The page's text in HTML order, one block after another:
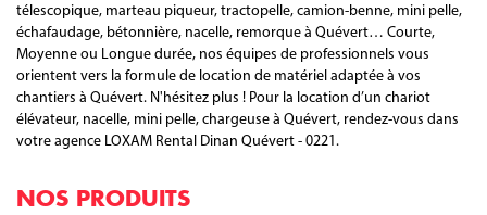
télescopique, marteau piqueur, tractopelle, camion-benne, mini pelle,
échafaudage, bétonnière, nacelle, remorque à Quévert… Courte,
Moyenne ou Longue durée, nos équipes de professionnels vous
orientent vers la formule de location de matériel adaptée à vos
chantiers à Quévert. N'hésitez plus ! Pour la location d’un chariot
élévateur, nacelle, mini pelle, chargeuse à Quévert, rendez-vous dans
votre agence LOXAM Rental Dinan Quévert - 0221.
NOS PRODUITS